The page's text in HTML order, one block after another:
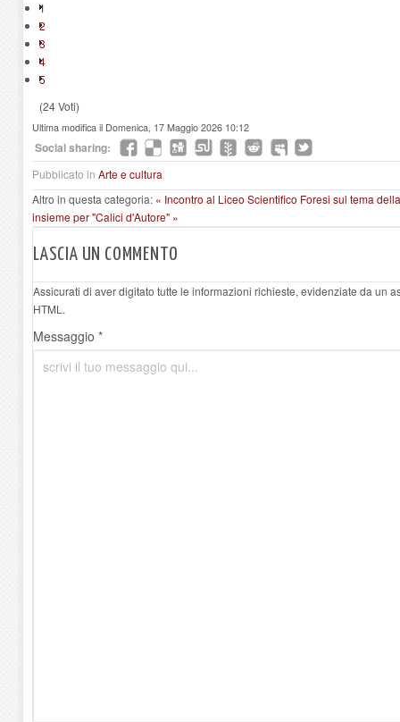
1
2
3
4
5
(24 Voti)
Ultima modifica il Domenica, 17 Maggio 2026 10:12
Social sharing:
Pubblicato in Arte e cultura
Altro in questa categoria: « Incontro al Liceo Scientifico Foresi sul tema
insieme per "Calici d'Autore" »
LASCIA UN COMMENTO
Assicurati di aver digitato tutte le informazioni richieste, evidenziate da un
HTML.
Messaggio *